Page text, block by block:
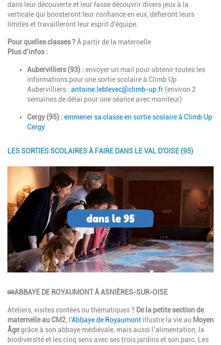
dans leur découverte et leur fasse découvrir divers jeux à la
verticale qui boosteront leur confiance en eux, défieront leurs
limites et travailleront leur esprit d'équipe.
Pour quelles classes ?À partir de la maternelle
Plus d’infos :
Aubervilliers (93) : envoyer un mail pour obtenir toutes les
informations pour une sortie scolaire à Climb Up
Aubervilliers : antoine.leblevec@climb-up.fr (environ 2
semaines de délai pour une séance avec moniteur)
Cergy (95) : emmener sa classe en sortie scolaire à Climb Up
Cergy
LES SORTIES SCOLAIRES À FAIRE DANS LE VAL D'OISE (95)
Description
🚌ABBAYE DE ROYAUMONT À ASNIÈRES-SUR-OISE
Ateliers, visites contées ou thématiques ? De la petite section de
maternelle au CM2, l'Abbaye de Royaumont illustre la vie au Moyen
Âgegrâce à son abbaye médiévale, mais aussi l’alimentation, la
biodiversité et les cinq sens avec ses trois jardins et son parc. Les